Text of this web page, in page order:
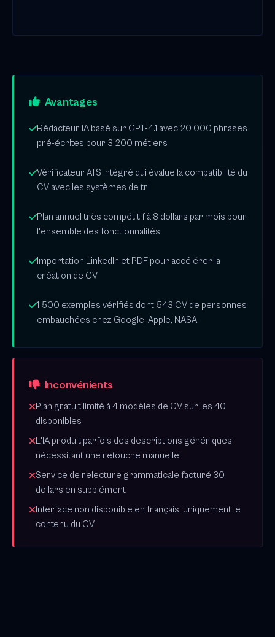
Avantages
Rédacteur IA basé sur GPT-4.1 avec 20 000 phrases
pré-écrites pour 3 200 métiers
Vérificateur ATS intégré qui évalue la compatibilité du
CV avec les systèmes de tri
Plan annuel très compétitif à 8 dollars par mois pour
l'ensemble des fonctionnalités
Importation LinkedIn et PDF pour accélérer la
création de CV
1 500 exemples vérifiés dont 543 CV de personnes
embauchées chez Google, Apple, NASA
Inconvénients
Plan gratuit limité à 4 modèles de CV sur les 40
disponibles
L'IA produit parfois des descriptions génériques
nécessitant une retouche manuelle
Service de relecture grammaticale facturé 30
dollars en supplément
Interface non disponible en français, uniquement le
contenu du CV